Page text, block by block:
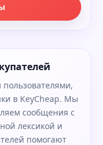
в KeyCheap. Мы
сообщения с
лексикой и
помогают